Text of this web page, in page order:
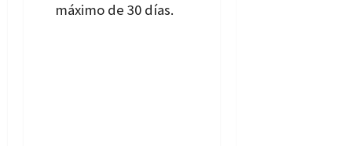
máximo de 30 días.